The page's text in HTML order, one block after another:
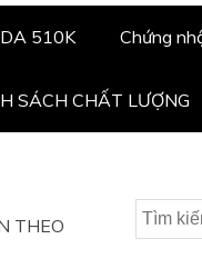
510K Chứng
SÁCH CHẤT LƯỢNG
THEO
Tìm
kiếm